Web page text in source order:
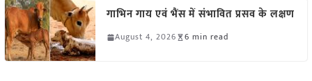
गाभिन गाय एवं भैंस में संभावित प्रसव के लक्षण
August 4, 2026 6 min read